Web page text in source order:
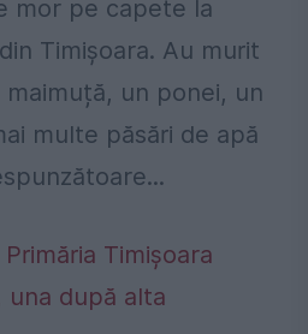
mor pe capete la
Timișoara. Au murit
un ponei, un
multe păsări de apă